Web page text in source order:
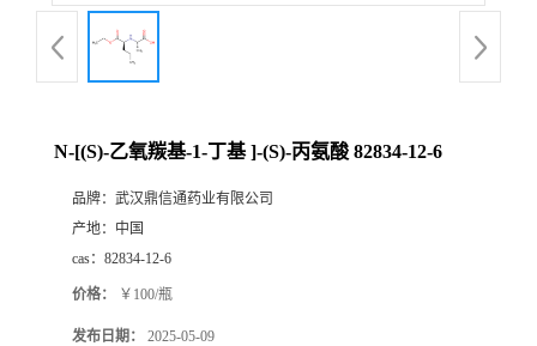
产
N-[(S)-乙氧羰基-1-丁基 ]-(S)-丙氨酸 82834-12-6
品牌： 武汉鼎信通药业有限公司
产地： 中国
cas： 82834-12-6
价格： ￥100/瓶
发布日期： 2025-05-09